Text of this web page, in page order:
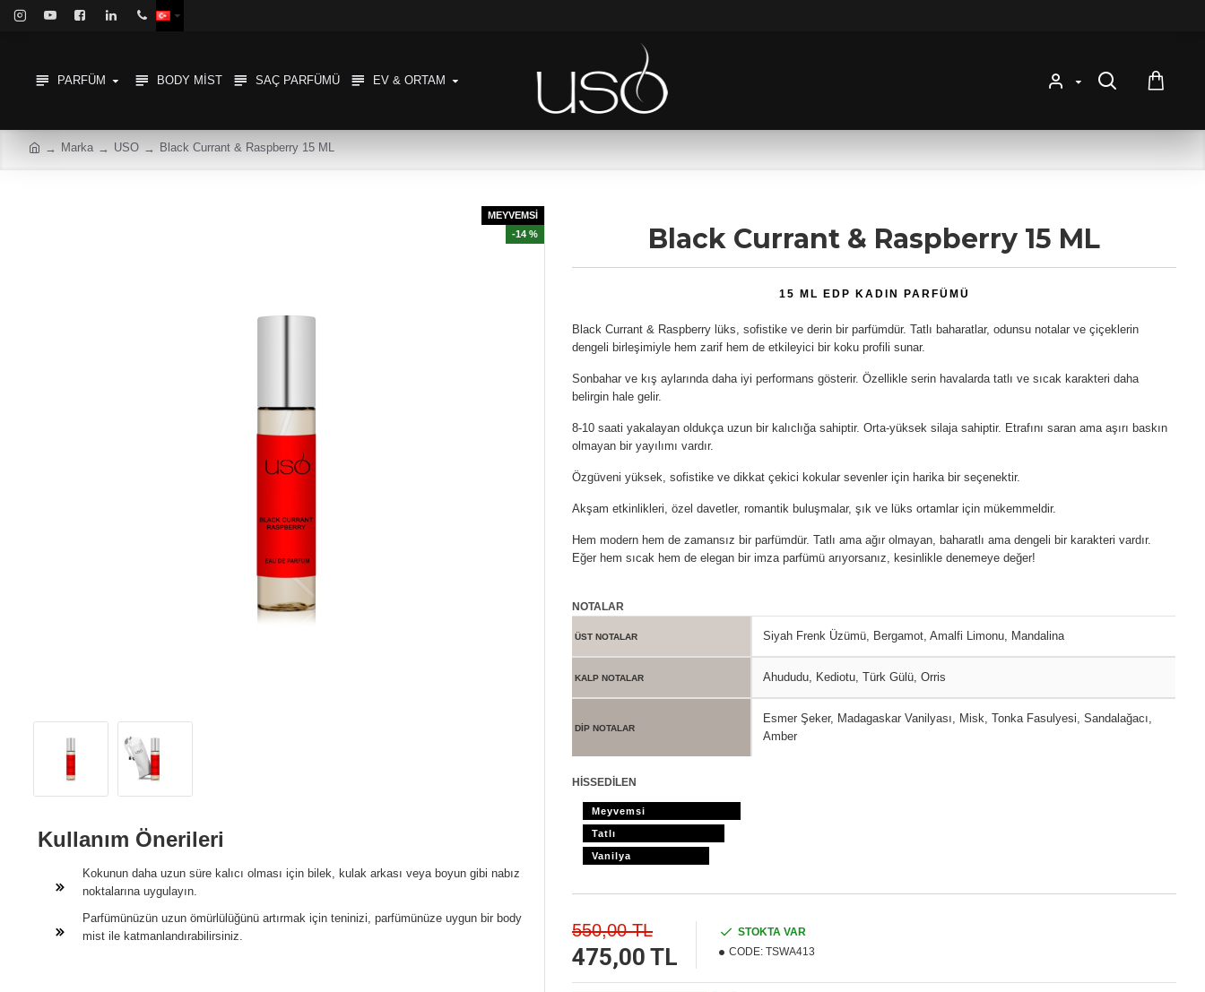
PARFÜM BODY MIST SAÇ PARFÜMÜ EV & ORTAM
Marka USO Black Currant & Raspberry 15 ML
MEYVEMSİ
-14 %
Kullanım Önerileri
Kokunun daha uzun süre kalıcı olması için bilek, kulak arkası veya boyun gibi nabız
noktalarına uygulayın.
Parfümünüzün uzun ömürlülüğünü artırmak için teninizi, parfümünüze uygun bir body
mist ile katmanlandırabilirsiniz.
Black Currant & Raspberry 15 ML
15 ML EDP KADIN PARFÜMÜ
Black Currant & Raspberry lüks, sofistike ve derin bir parfümdür. Tatlı baharatlar, odunsu notalar ve çiçeklerin
dengeli birleşimiyle hem zarif hem de etkileyici bir koku profili sunar.
Sonbahar ve kış aylarında daha iyi performans gösterir. Özellikle serin havalarda tatlı ve sıcak karakteri daha
belirgin hale gelir.
8-10 saati yakalayan oldukça uzun bir kalıclığa sahiptir. Orta-yüksek silaja sahiptir. Etrafını saran ama aşırı baskın
olmayan bir yayılımı vardır.
Özgüveni yüksek, sofistike ve dikkat çekici kokular sevenler için harika bir seçenektir.
Akşam etkinlikleri, özel davetler, romantik buluşmalar, şık ve lüks ortamlar için mükemmeldir.
Hem modern hem de zamansız bir parfümdür. Tatlı ama ağır olmayan, baharatlı ama dengeli bir karakteri vardır.
Eğer hem sıcak hem de elegan bir imza parfümü arıyorsanız, kesinlikle denemeye değer!
NOTALAR
ÜST NOTALAR Siyah Frenk Üzümü, Bergamot, Amalfi Limonu, Mandalina
KALP NOTALAR Ahududu, Kediotu, Türk Gülü, Orris
DİP NOTALAR
Esmer Şeker, Madagaskar Vanilyası, Misk, Tonka Fasulyesi, Sandalağacı,
Amber
HİSSEDİLEN
Meyvemsi
Tatlı
Vanilya
475,00 TL
550,00 TL
STOKTA VAR
CODE: TSWA413